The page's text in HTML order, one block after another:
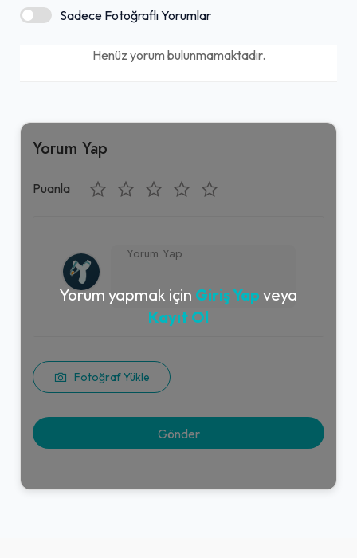
Sadece Fotoğraflı Yorumlar
Henüz yorum bulunmamaktadır.
Yorum Yap
Puanla
Fotoğraf Yükle
Yorum yapmak için Giriş Yap veya
Kayıt Ol